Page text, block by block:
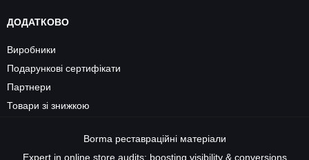
ДОДАТКОВО
Виробники
Подарункові сертифікати
Партнери
Товари зі знижкою
Borma реставраційні матеріали
Expert in online store audits: boosting visibility & conversions